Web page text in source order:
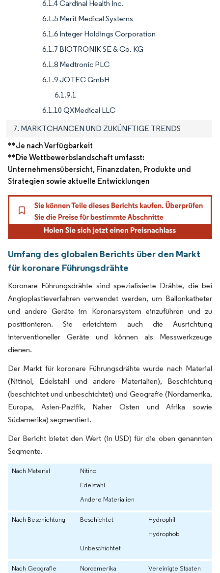
6.1.4 Cardinal Health Inc.
6.1.5 Merit Medical Systems
6.1.6 Integer Holdings Corporation
6.1.7 BIOTRONIK SE & Co. KG
6.1.8 Medtronic PLC
6.1.9 JOTEC GmbH
6.1.9.1
6.1.10 QXMedical LLC
7. MARKTCHANCEN UND ZUKÜNFTIGE TRENDS
**Je nach Verfügbarkeit
**Die Wettbewerbslandschaft umfasst:
Unternehmensübersicht, Finanzdaten, Produkte und
Strategien sowie aktuelle Entwicklungen
Umfang des globalen Berichts über den Markt
für koronare Führungsdrähte
Koronare Führungsdrähte sind spezialisierte Drähte, die bei
Angioplastieverfahren verwendet werden, um Ballonkatheter
und andere Geräte im Koronarsystem einzuführen und zu
positionieren. Sie erleichtern auch die Ausrichtung
interventioneller Geräte und können als Messwerkzeuge
dienen.
Der Markt für koronare Führungsdrähte wurde nach Material
(Nitinol, Edelstahl und andere Materialien), Beschichtung
(beschichtet und unbeschichtet) und Geografie (Nordamerika,
Europa, Asien-Pazifik, Naher Osten und Afrika sowie
Südamerika) segmentiert.
Der Bericht bietet den Wert (in USD) für die oben genannten
Segmente.
Nach Material
Nitinol
Edelstahl
Andere Materialien
Nach Beschichtung Beschichtet
Hydrophil
Hydrophob
Unbeschichtet
Nach Geografie Nordamerika
Vereinigte Staaten